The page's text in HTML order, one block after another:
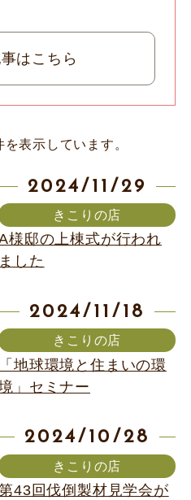
はこちら
表示しています。
2024/11/29
きこりの店
様邸の上棟式が行われ
ました
2024/11/18
きこりの店
「地球環境と住まいの環
」セミナー
2024/10/28
きこりの店
43回伐倒製材見学会が